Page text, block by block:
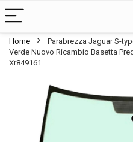
Home
Parabrezza Jaguar S-
Verde Nuovo Ricambio Basetta
Xr849161